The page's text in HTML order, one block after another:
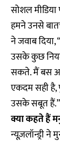
सोशल
हमने उनसे
ने जवाब
उसके कुछ
सकते. मैं बस
एकदम सही
उसके सबूत हैं.”
क्या कहते हैं
न्यूज़लॉन्ड्री